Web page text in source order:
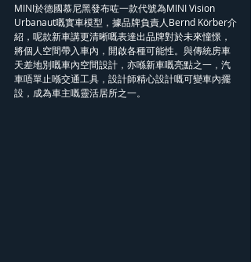
MINI於德國慕尼黑發布咗一款代號為MINI Vision
Urbanaut嘅實車模型，據品牌負責人Bernd Körber介
紹，呢款新車講更清晰嘅表達出品牌對於未來憧憬，
將個人空間帶入車內，開啟各種可能性。與傳統房車
天差地別嘅車內空間設計，亦喺新車嘅亮點之一，汽
車唔單止喺交通工具，設計師精心設計嘅可變車內擺
設，成為車主嘅靈活居所之一。